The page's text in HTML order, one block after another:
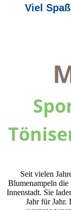
Viel
Seit vielen
Blumenampeln die
Innenstadt. Sie
Jahr für Jahr.